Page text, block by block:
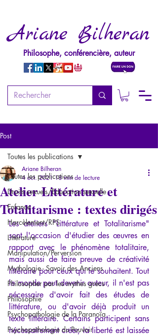
Ariane Bilheran
Philosophe, conférencière, auteur
Post
Toutes les publications
Droits sexuels/Education sexuelle
Enfance
Harcèlement/RPS
Littérature
Manipulation/Perversion
Mythologie - Savoir des Anciens
Philosopher par les mythes grecs
Philosophie
Psychopathologie de la Paranoïa
Psychopathologie du Pouvoir
Toutes les publications
Atelier Littérature et
Totalitarisme : textes dirigés
Ariane Bilheran
4 oct. 2021 18 min de lecture
Les ateliers "Littérature et Totalitarisme"
sont l'occasion d'étudier des œuvres en
rapport avec le phénomène totalitaire,
mais aussi de faire preuve de créativité
littéraire pour ceux qui le souhaitent. Tout
le monde peut devenir auteur, il n'est pas
nécessaire d'avoir fait des études de
littérature, ou d'avoir déjà produit un
texte littéraire. Certains participent sans
nécessairement créer, la liberté est laissée